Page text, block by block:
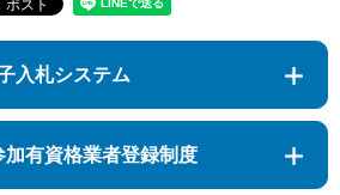
入札システム
加有資格業者登録制度